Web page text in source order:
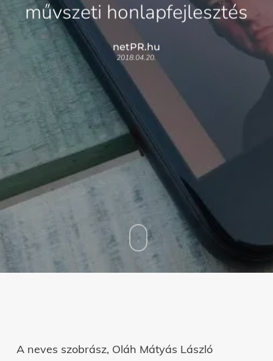
művszeti honlapfejlesztés
netPR.hu
2018.04.20.
A neves szobrász, Oláh Mátyás László